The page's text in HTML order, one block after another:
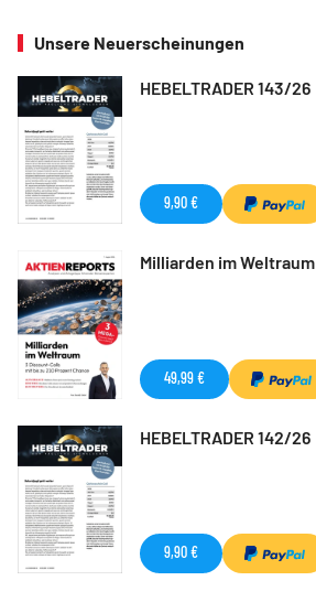
Unsere Neuerscheinungen
HEBELTRADER 143/26
9,90 €
Milliarden im Weltraum
49,99 €
HEBELTRADER 142/26
9,90 €